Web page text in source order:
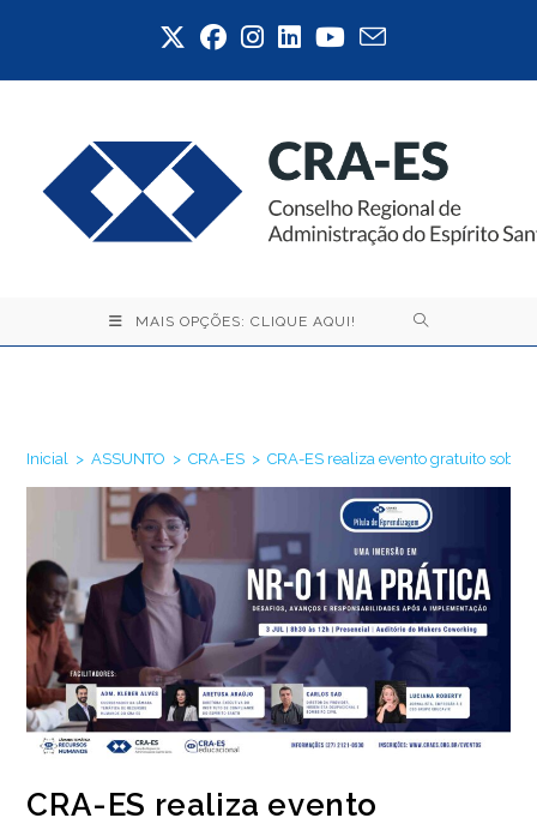
MAIS OPÇÕES: CLIQUE AQUI!
Inicial > ASSUNTO > CRA-ES > CRA-ES realiza evento gratuito
CRA-ES realiza evento